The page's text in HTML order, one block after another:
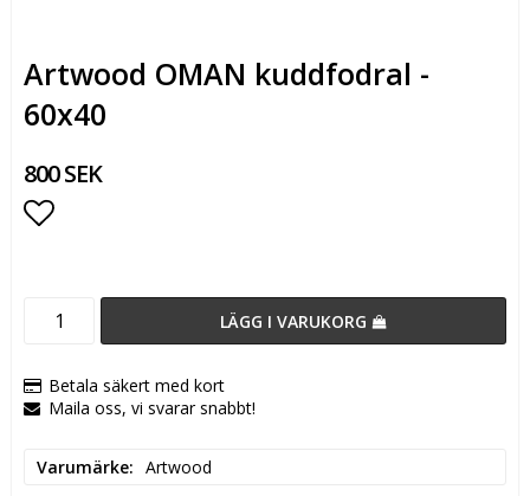
Artwood OMAN kuddfodral -
60x40
800 SEK
LÄGG I VARUKORG
Betala säkert med kort
Maila oss, vi svarar snabbt!
Varumärke Artwood